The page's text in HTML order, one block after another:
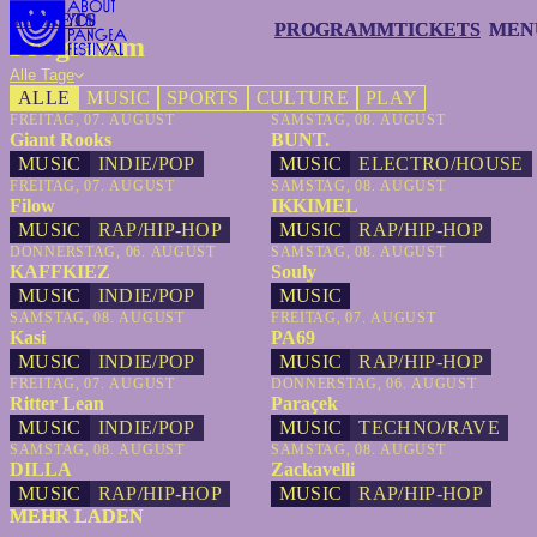
PROGRAMM
PROGRAMMTICKETS
TICKETS
TICKETS
TICKETS
Programm
Alle Tage
ALLE MUSIC SPORTS CULTURE PLAY
FREITAG, 07. AUGUST
Giant Rooks
MUSIC
INDIE/POP
SAMSTAG, 08. AUGUST
BUNT.
MUSIC
ELECTRO/HOUSE
FREITAG, 07. AUGUST
Filow
MUSIC
RAP/HIP-HOP
SAMSTAG, 08. AUGUST
IKKIMEL
MUSIC
RAP/HIP-HOP
DONNERSTAG, 06. AUGUST
KAFFKIEZ
MUSIC
INDIE/POP
SAMSTAG, 08. AUGUST
Souly
MUSIC
SAMSTAG, 08. AUGUST
Kasi
MUSIC
INDIE/POP
FREITAG, 07. AUGUST
PA69
MUSIC
RAP/HIP-HOP
FREITAG, 07. AUGUST
Ritter Lean
MUSIC
INDIE/POP
DONNERSTAG, 06. AUGUST
Paraçek
MUSIC
TECHNO/RAVE
SAMSTAG, 08. AUGUST
DILLA
MUSIC
RAP/HIP-HOP
SAMSTAG, 08. AUGUST
Zackavelli
MUSIC
RAP/HIP-HOP
MEHR LADEN
MEHR LADEN